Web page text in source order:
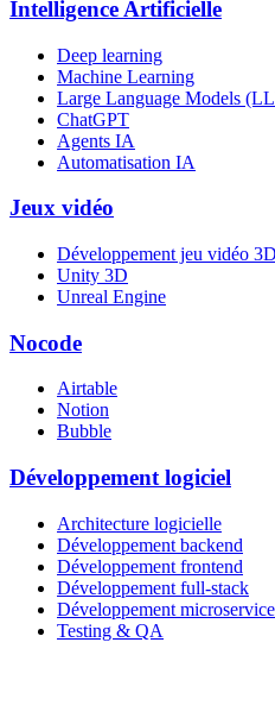
Intelligence Artificielle
Deep learning
Machine Learning
Large Language Models
ChatGPT
Agents IA
Automatisation IA
Jeux vidéo
Développement jeu vidéo 3D
Unity 3D
Unreal Engine
Nocode
Airtable
Notion
Bubble
Développement logiciel
Architecture logicielle
Développement backend
Développement frontend
Développement full-stack
Développement
Testing & QA